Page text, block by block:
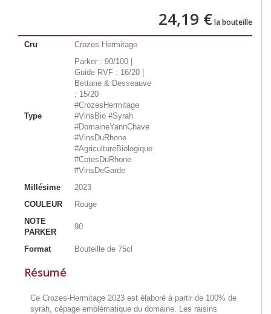
24,19 €la bouteille
Cru Crozes Hermitage
Type
Parker : 90/100 |
Guide RVF : 16/20 |
Bettane & Desseauve
: 15/20
#CrozesHermitage
#VinsBio #Syrah
#DomaineYannChave
#VinsDuRhone
#AgricultureBiologique
#CotesDuRhone
#VinsDeGarde
Millésime
2023
COULEUR
Rouge
NOTE
PARKER
90
Format Bouteille de 75cl
Résumé
Ce Crozes-Hermitage 2023 est élaboré à partir de 100% de
syrah, cépage emblématique du domaine. Les raisins